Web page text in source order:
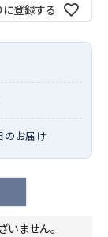
登録する
のお届け
ません。